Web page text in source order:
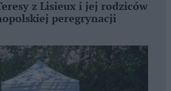
z Lisieux i jej rodziców
peregrynacji